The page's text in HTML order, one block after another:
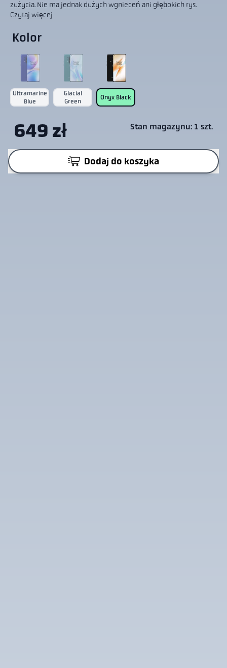
zużycia. Nie ma jednak dużych wgnieceń ani głębokich rys.
Czytaj więcej
Kolor
Ultramarine
Blue
Glacial
Green
Onyx Black
649 zł Stan magazynu: 1 szt.
Dodaj do koszyka